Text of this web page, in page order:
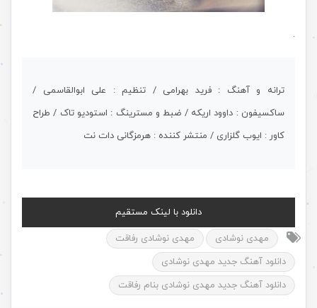
.
ترانه و آهنگ : فرید بهرامی / تنظیم : علی ابوالقاسمی /
ساکسیفون : داوود اریکه / ضبط و مسترینگ : استودیو تاک / طراح
کاور : ایوب گلزاری / منتشر کننده : هرمزگانی دات نت
دانلود با لینک مستقیم
مهدی نوشادی
مهدی نوشادی رفاقت
دانلود آهنگ جدید مهدی نوشادی
دانلود آهنگ جدید مهدی نوشادی بنام رفاقت